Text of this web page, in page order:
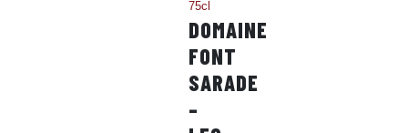
DOMAINE
FONT
SARADE
–